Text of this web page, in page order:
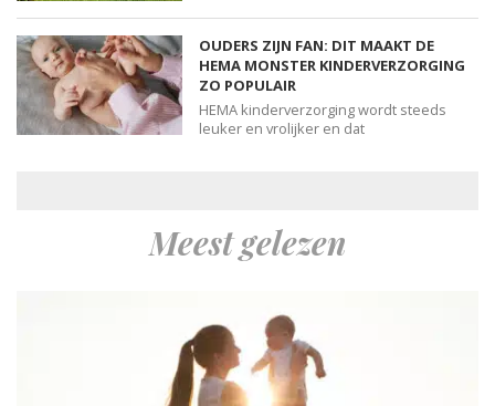
OUDERS ZIJN FAN: DIT MAAKT DE
HEMA MONSTER KINDERVERZORGING
ZO POPULAIR
HEMA kinderverzorging wordt steeds
leuker en vrolijker en dat
Meest gelezen